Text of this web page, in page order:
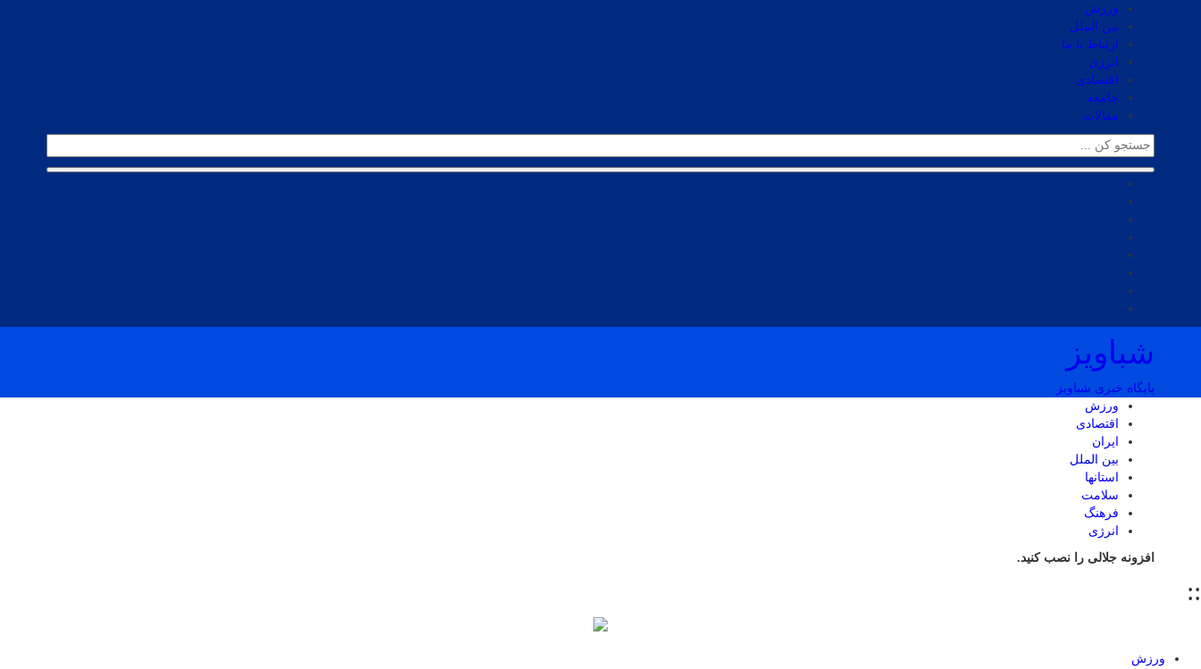
ورزش
بین الملل
ارتباط با ما
انرژی
اقتصادی
جامعه
مقالات
شباویز
پایگاه خبری شباویز
ورزش
اقتصادی
ایران
بین الملل
استانها
سلامت
فرهنگ
انرژی
افزونه جلالی را نصب کنید.
::
ورزش